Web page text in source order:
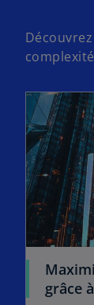
grâce